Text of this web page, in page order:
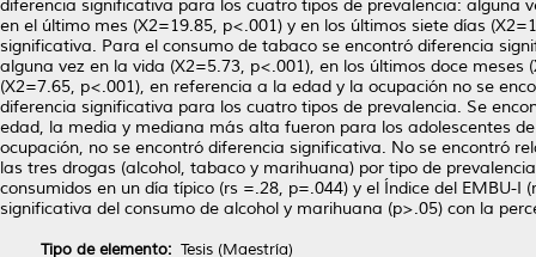
diferencia significativa para los cuatro tipos de prevalencia: alguna
en el último mes (X2=19.85, p<.001) y en los últimos siete días
significativa. Para el consumo de tabaco se encontró diferencia
alguna vez en la vida (X2=5.73, p<.001), en los últimos doce
(X2=7.65, p<.001), en referencia a la edad y la ocupación no se
diferencia significativa para los cuatro tipos de prevalencia. Se
edad, la media y mediana más alta fueron para los adolescentes
ocupación, no se encontró diferencia significativa. No se encontró
las tres drogas (alcohol, tabaco y marihuana) por tipo de
consumidos en un día típico (rs =.28, p=.044) y el Índice del EMBU-
significativa del consumo de alcohol y marihuana (p>.05) con la
Tipo de elemento: Tesis (Maestría)